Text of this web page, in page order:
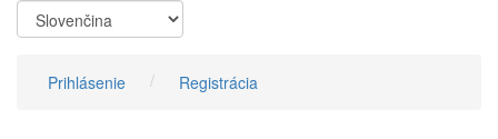
Skočiť
na
Prihlásenie Registrácia